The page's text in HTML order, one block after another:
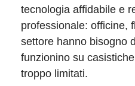
tecnologia affidabile e
professionale: officine,
settore hanno bisogno
funzionino su
troppo limitati.